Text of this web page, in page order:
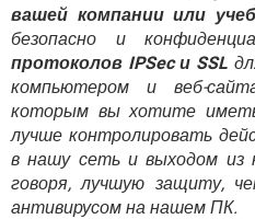
ВИДЕО
YANDEX
вашей компании или
безопасно и
протоколов IPSec и SSL
компьютером и веб-
которым вы хотите
лучше контролировать
в нашу сеть и выходом из
говоря, лучшую защиту,
антивирусом на нашем ПК.